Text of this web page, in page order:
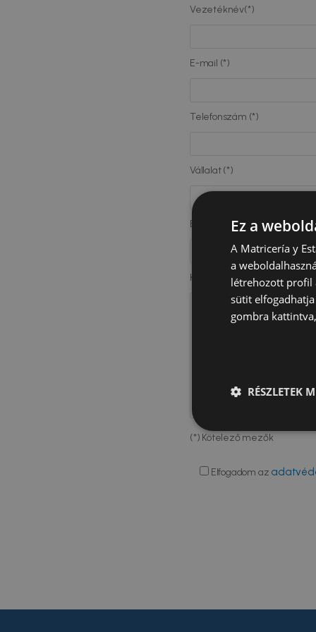
Vezetéknév(*)
E-mail (*)
Telefonszám (*)
Vállalat (*)
Beosztás (*)
Kérdés (*)
(*) Kötelező mezők
Elfogadom az
Ez a
A Matricería y
a
létrehozott profil
sütit elfogadhatja
gombra
RÉSZLETEK